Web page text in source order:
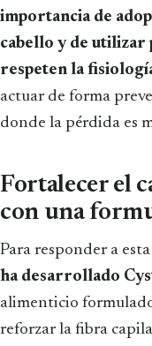
importancia de
cabello y de utilizar
respeten la
actuar de forma
donde la pérdida es
Fortalecer el
con una
Para responder a
ha desarrollado
alimenticio
reforzar la fibra